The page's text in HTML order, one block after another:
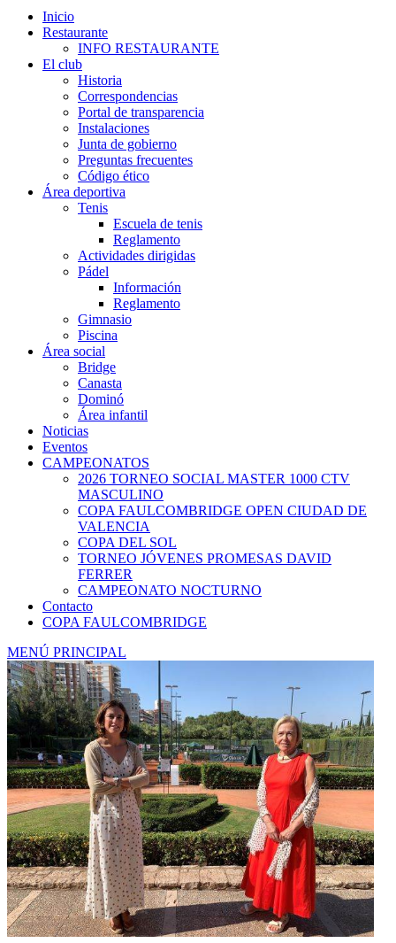
Inicio
Restaurante
INFO RESTAURANTE
El club
Historia
Correspondencias
Portal de transparencia
Instalaciones
Junta de gobierno
Preguntas frecuentes
Código ético
Área deportiva
Tenis
Escuela de tenis
Reglamento
Actividades dirigidas
Pádel
Información
Reglamento
Gimnasio
Piscina
Área social
Bridge
Canasta
Dominó
Área infantil
Noticias
Eventos
CAMPEONATOS
2026 TORNEO SOCIAL MASTER 1000 CTV
MASCULINO
COPA FAULCOMBRIDGE OPEN CIUDAD DE
VALENCIA
COPA DEL SOL
TORNEO JÓVENES PROMESAS DAVID
FERRER
CAMPEONATO NOCTURNO
Contacto
COPA FAULCOMBRIDGE
MENÚ PRINCIPAL